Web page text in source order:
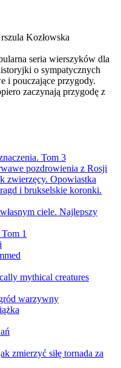
Kozłowska
seria wierszyków dla
o sympatycznych
i pouczające przygody.
zaczynają przygodę z